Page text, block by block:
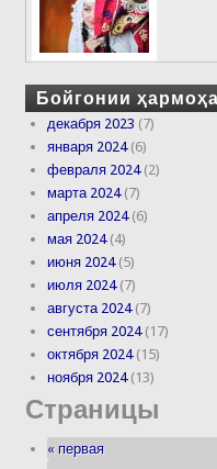
Бойгонии ҳармоҳа
декабря 2023 (7)
января 2024(6)
февраля 2024(2)
марта 2024(7)
апреля 2024(6)
мая 2024(4)
июня 2024(5)
июля 2024(7)
августа 2024(7)
сентября 2024(17)
октября 2024(15)
ноября 2024(13)
Страницы
« первая